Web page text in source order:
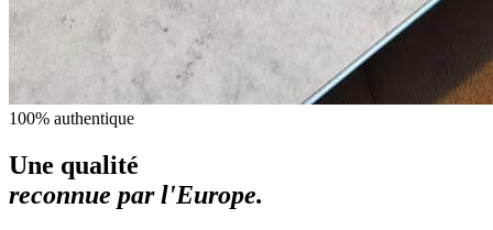
100% authentique
Une qualité
reconnue par l'Europe.